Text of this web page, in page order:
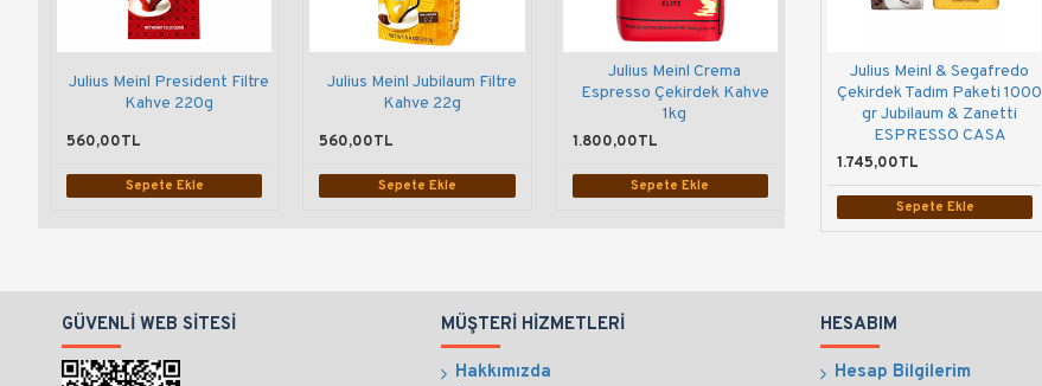
Julius Meinl President Filtre
Kahve 220g
560,00TL
Sepete Ekle
Julius Meinl Jubilaum Filtre
Kahve 22g
560,00TL
Sepete Ekle
Julius Meinl Crema
Espresso Çekirdek Kahve
1kg
1.800,00TL
Sepete Ekle
Julius Meinl Vienna Melange
Bristol Çekirdek Kahve 1kg
1.800,00TL
Sepete Ekle
Julius Meinl & Segafredo
Çekirdek Tadım Paketi 1000
gr Jubilaum & Zanetti
ESPRESSO CASA
1.745,00TL
Sepete Ekle
GÜVENLI WEB SITESI MÜŞTERI HIZMETLERI
Hakkımızda
HESABIM
Hesap Bilgilerim